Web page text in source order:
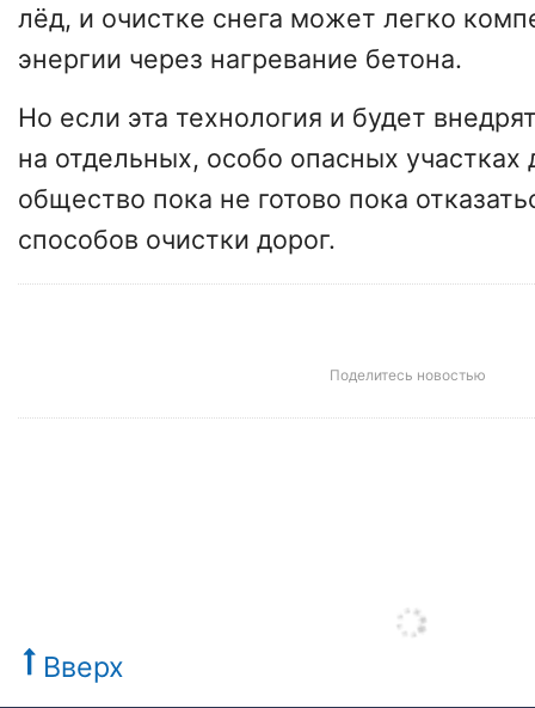
лёд, и очистке снега может легко
энергии через нагревание бетона.
Но если эта технология и будет
на отдельных, особо опасных участках
общество пока не готово пока
способов очистки дорог.
Поделитесь новостью
Вверх